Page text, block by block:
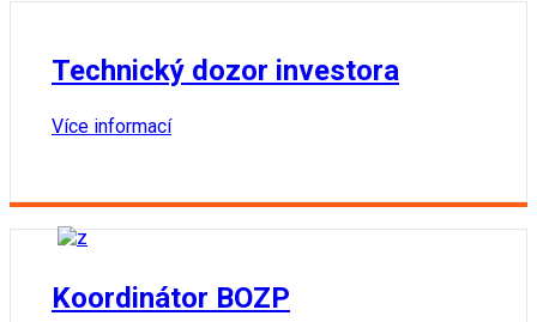
Technický dozor investora
Více informací
Koordinátor BOZP